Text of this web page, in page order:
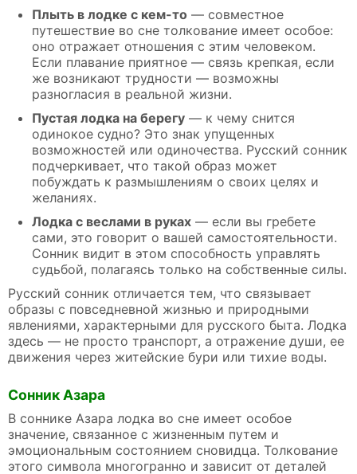
Плыть в лодке с кем-то — совместное
путешествие во сне толкование имеет особое:
оно отражает отношения с этим человеком.
Если плавание приятное — связь крепкая, если
же возникают трудности — возможны
разногласия в реальной жизни.
Пустая лодка на берегу — к чему снится
одинокое судно? Это знак упущенных
возможностей или одиночества. Русский сонник
подчеркивает, что такой образ может
побуждать к размышлениям о своих целях и
желаниях.
Лодка с веслами в руках — если вы гребете
сами, это говорит о вашей самостоятельности.
Сонник видит в этом способность управлять
судьбой, полагаясь только на собственные силы.
Русский сонник отличается тем, что связывает
образы с повседневной жизнью и природными
явлениями, характерными для русского быта. Лодка
здесь — не просто транспорт, а отражение души, ее
движения через житейские бури или тихие воды.
Сонник Азара
В соннике Азара лодка во сне имеет особое
значение, связанное с жизненным путем и
эмоциональным состоянием сновидца. Толкование
этого символа многогранно и зависит от деталей